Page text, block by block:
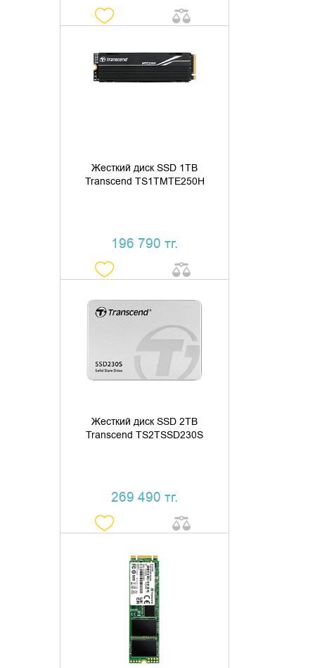
Жесткий диск SSD 1TB
Transcend TS1TMTE250H
196 790 тг.
ДОБАВИТЬ В КОРЗИНУ
Жесткий диск SSD 2TB
Transcend TS2TSSD230S
269 490 тг.
ДОБАВИТЬ В КОРЗИНУ
КУПИТЬ В 1 КЛИК
ДОБАВИТЬ В КОРЗИНУ
КУПИТЬ В 1 КЛИК